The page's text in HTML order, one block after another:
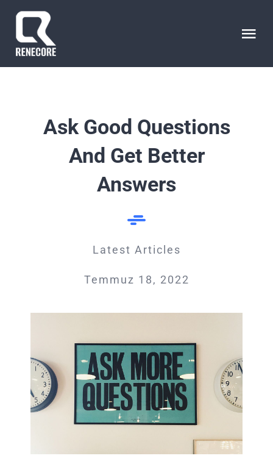
Skip
content
HAKKIMIZDA
Ask Good Questions
And Get Better
Answers
Latest Articles
Temmuz 18, 2022